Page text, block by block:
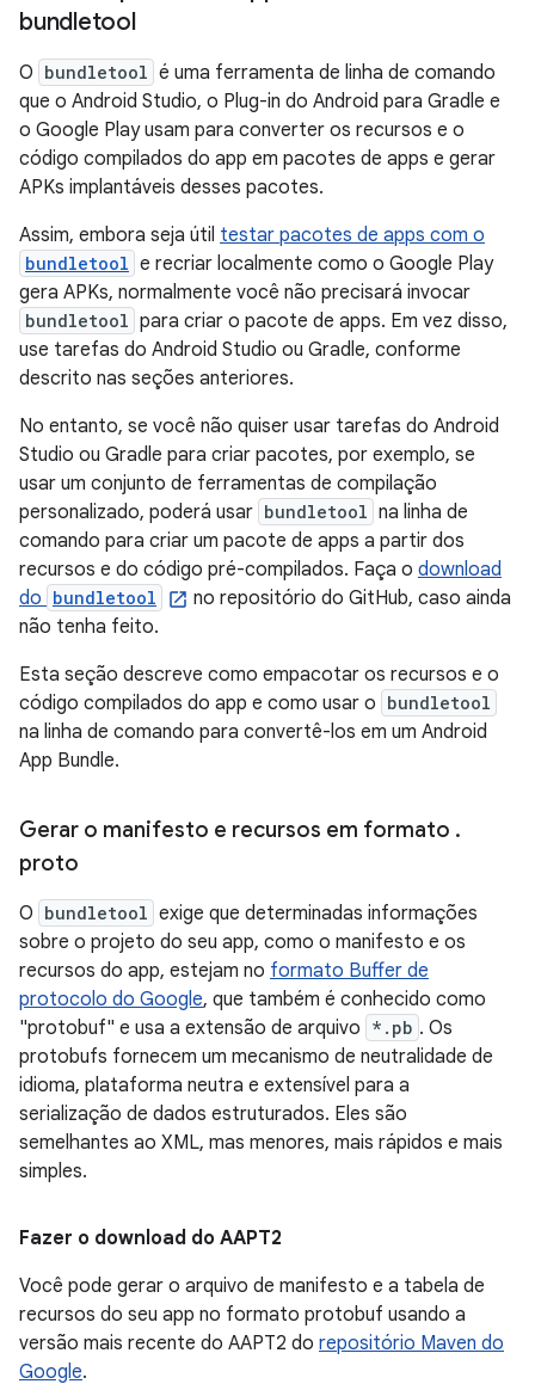
bundletool
O bundletool é uma ferramenta de linha de comando
que o Android Studio, o Plug-in do Android para Gradle e
o Google Play usam para converter os recursos e o
código compilados do app em pacotes de apps e gerar
APKs implantáveis desses pacotes.
Assim, embora seja útil testar pacotes de apps com o
bundletool e recriar localmente como o Google Play
gera APKs, normalmente você não precisará invocar
bundletool para criar o pacote de apps. Em vez disso,
use tarefas do Android Studio ou Gradle, conforme
descrito nas seções anteriores.
No entanto, se você não quiser usar tarefas do Android
Studio ou Gradle para criar pacotes, por exemplo, se
usar um conjunto de ferramentas de compilação
personalizado, poderá usar bundletool na linha de
comando para criar um pacote de apps a partir dos
recursos e do código pré-compilados. Faça o download
do bundletool
no repositório do GitHub, caso ainda
não tenha feito.
Esta seção descreve como empacotar os recursos e o
código compilados do app e como usar o bundletool
na linha de comando para convertê-los em um Android
App Bundle.
Gerar o manifesto e recursos em formato .
proto
O bundletool exige que determinadas informações
sobre o projeto do seu app, como o manifesto e os
recursos do app, estejam no formato Buffer de
protocolo do Google, que também é conhecido como
"protobuf" e usa a extensão de arquivo *.pb . Os
protobufs fornecem um mecanismo de neutralidade de
idioma, plataforma neutra e extensível para a
serialização de dados estruturados. Eles são
semelhantes ao XML, mas menores, mais rápidos e mais
simples.
Fazer o download do AAPT2
Você pode gerar o arquivo de manifesto e a tabela de
recursos do seu app no formato protobuf usando a
versão mais recente do AAPT2 do repositório Maven do
Google.